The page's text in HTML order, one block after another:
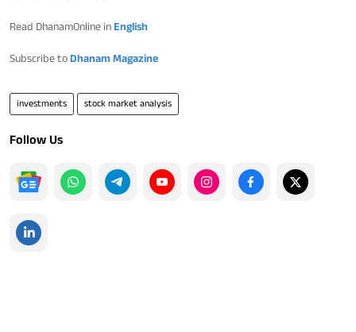
Read DhanamOnline in English
Subscribe to Dhanam Magazine
investments stock market analysis
Follow Us